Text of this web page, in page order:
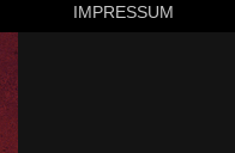
IMPRESSUM